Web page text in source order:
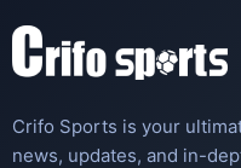
Crifo Sports is your
news, updates, and in-